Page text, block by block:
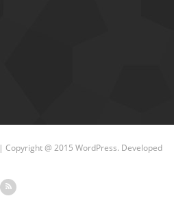
| Copyright @ 2015 WordPress. Developed